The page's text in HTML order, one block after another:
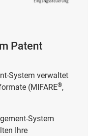
Patent
System verwaltet
(MIFARE®,
System
Ihre